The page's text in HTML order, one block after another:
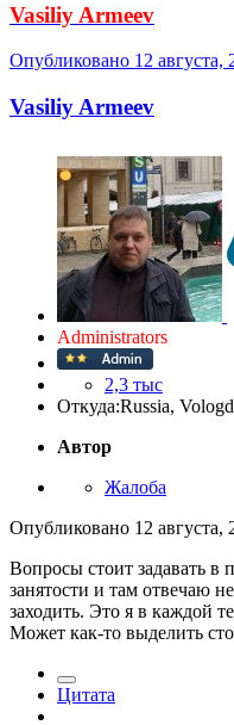
Vasiliy Armeev
Опубликовано 12 августа,
Vasiliy Armeev
Administrators
2,3 тыс
Откуда:Russia,
Автор
Жалоба
Опубликовано 12 августа,
Вопросы стоит задавать в
занятости и там отвечаю
заходить. Это я в каждой
Может как-то выделить
Цитата